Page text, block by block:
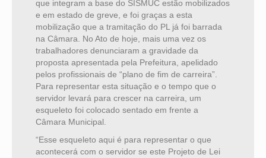
que integram a base do SISMUC estão mobilizados
e em estado de greve, e foi graças a esta
mobilização que a tramitação do PL já foi barrada
na Câmara. No Ato de hoje, mais uma vez os
trabalhadores denunciaram a gravidade da
proposta apresentada pela Prefeitura, apelidado
pelos profissionais de “plano de fim de carreira”.
Para representar esta situação e o tempo que o
servidor levará para crescer na carreira, um
esqueleto foi colocado sentado em frente a
Câmara Municipal.
“Esse esqueleto aqui é para representar o que
acontecerá com o servidor se este Projeto de Lei